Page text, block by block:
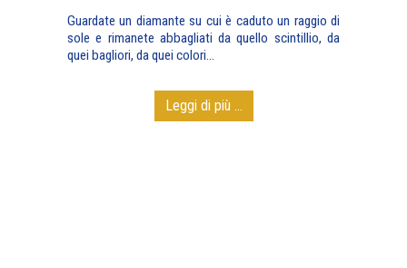
Guardate un diamante su cui è caduto un raggio di
sole e rimanete abbagliati da quello scintillio, da
quei bagliori, da quei colori…
Leggi di più ...